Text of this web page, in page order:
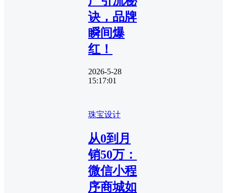
诀，品牌
瞬间爆
红！
2026-5-28
15:17:01
珠宝设计
从0到月
销50万：
微信小程
序商城如